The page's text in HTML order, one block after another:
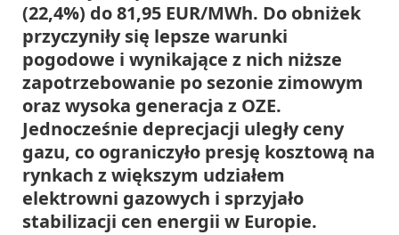
(22,4%) do 81,95 EUR/MWh. Do obniżek
przyczyniły się lepsze warunki
pogodowe i wynikające z nich niższe
zapotrzebowanie po sezonie zimowym
oraz wysoka generacja z OZE.
Jednocześnie deprecjacji uległy ceny
gazu, co ograniczyło presję kosztową na
rynkach z większym udziałem
elektrowni gazowych i sprzyjało
stabilizacji cen energii w Europie.